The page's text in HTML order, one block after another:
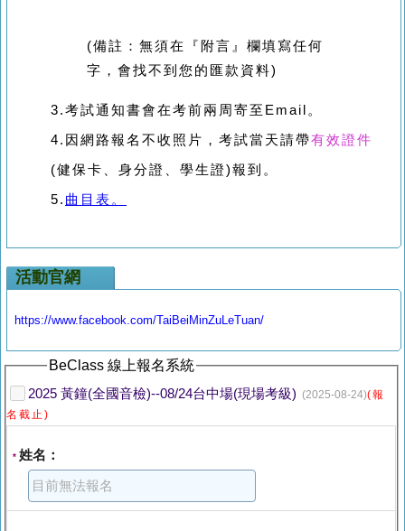
(備註：無須在『附言』欄填寫任何
字，會找不到您的匯款資料)
3.考試通知書會在考前兩周寄至Email。
4.因網路報名不收照片，考試當天請帶有效證件
(健保卡、身分證、學生證)報到。
5. 曲目表。
活動官網
https://www.facebook.com/TaiBeiMinZuLeTuan/
BeClass 線上報名系統
2025 黃鐘(全國音檢)--08/24台中場(現場考級) (2025-08-24)(報
名截止)
* 姓名：